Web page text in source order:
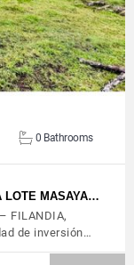
0 Bathrooms
LOTE MASAYA…
FILANDIA,
de inversión…